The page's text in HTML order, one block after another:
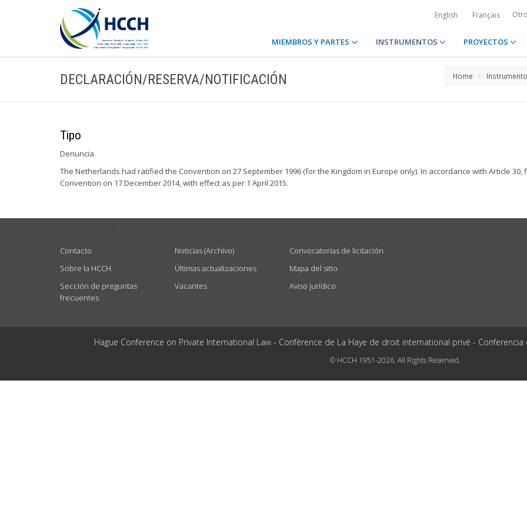
English Français
MIEMBROS Y PARTES INSTRUMENTOS PROYECTOS
DECLARACIÓN/RESERVA/NOTIFICACIÓN Home
Tipo
Denuncia
The Netherlands had ratified the Convention on 27 September 1996 (for the Kingdom in Europe only). In accordance with Article
Convention on 17 December 2014, with effect as per 1 April 2015.
Contacto
Sobre la HCCH
Sección de preguntas
frecuentes
Noticias (Archivo)
Últimas actualizaciones
Vacantes
Convocatorias de licitación
Mapa del sitio
Aviso jurídico
Hague Conference on Private International Law - Conférence de La Haye de droit international privé -
© HCCH 1951-2026. All Rights Reserved.